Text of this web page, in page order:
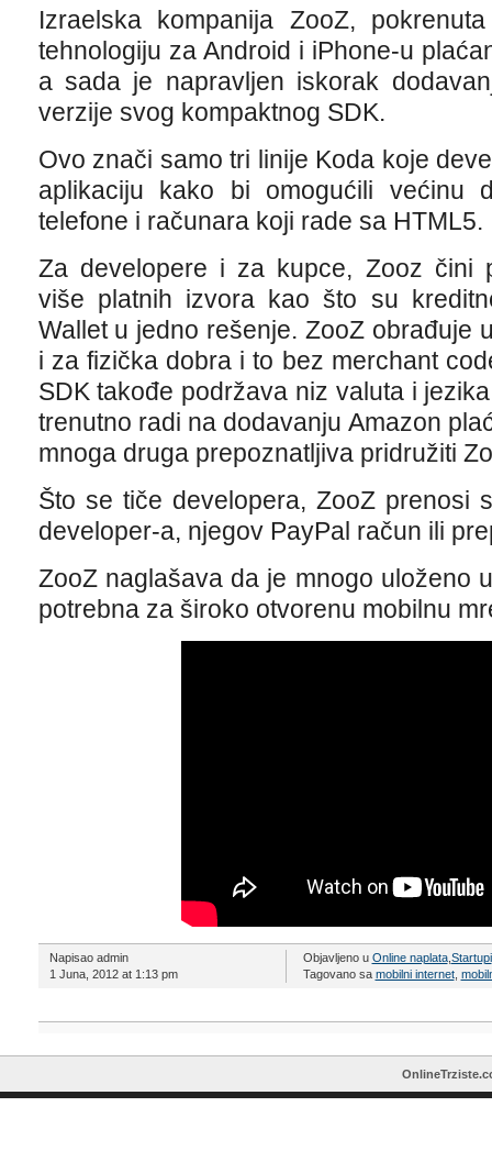
Izraelska kompanija ZooZ,
tehnologiju za Android i iPhone-u
a sada je napravljen iskorak
verzije svog kompaktnog SDK.
Ovo znači samo tri linije Koda koje
aplikaciju kako bi omogućili većinu
telefone i računara koji rade sa HTML5.
Za developere i za kupce, Zooz čini
više platnih izvora kao što su
Wallet u jedno rešenje. ZooZ obrađuje
i za fizička dobra i to bez merchant
SDK takođe podržava niz valuta i
trenutno radi na dodavanju Amazon
mnoga druga prepoznatljiva pridružiti
Što se tiče developera, ZooZ prenosi
developer-a, njegov PayPal račun ili
ZooZ naglašava da je mnogo uloženo
potrebna za široko otvorenu mobilnu
Napisao admin
1 Juna, 2012 at 1:13 pm
Objavljeno u Online naplata, Startupi
Tagovano sa mobilni internet,